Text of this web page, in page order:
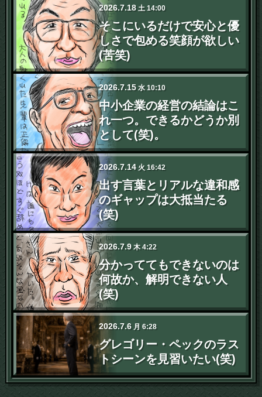
2026.7.18 土 14:00
そこにいるだけで安心と優
しさで包める笑顔が欲しい
(苦笑)
2026.7.15 水10:10
中小企業の経営の結論はこ
れ一つ。できるかどうか別
として(笑)。
2026.7.14 火16:42
出す言葉とリアルな違和感
のギャップは大抵当たる
(笑)
2026.7.9 木4:22
分かっててもできないのは
何故か、解明できない人
(笑)
2026.7.6 月 6:28
グレゴリー・ペックのラス
トシーンを見習いたい(笑)